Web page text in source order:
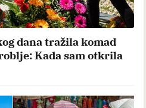
dana tražila komad
Kada sam otkrila